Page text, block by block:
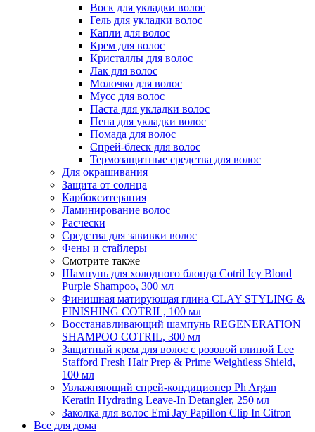
Воск для укладки волос
Гель для укладки волос
Капли для волос
Крем для волос
Кристаллы для волос
Лак для волос
Молочко для волос
Мусс для волос
Паста для укладки волос
Пена для укладки волос
Помада для волос
Спрей-блеск для волос
Термозащитные средства для волос
Для окрашивания
Защита от солнца
Карбокситерапия
Ламинирование волос
Расчески
Средства для завивки волос
Фены и стайлеры
Смотрите также
Шампунь для холодного блонда Cotril Icy Blond
Purple Shampoo, 300 мл
Финишная матирующая глина CLAY STYLING &
FINISHING COTRIL, 100 мл
Восстанавливающий шампунь REGENERATION
SHAMPOO COTRIL, 300 мл
Защитный крем для волос с розовой глиной Lee
Stafford Fresh Hair Prep & Prime Weightless Shield,
100 мл
Увлажняющий спрей-кондиционер Ph Argan
Keratin Hydrating Leave-In Detangler, 250 мл
Заколка для волос Emi Jay Papillon Clip In Citron
Все для дома